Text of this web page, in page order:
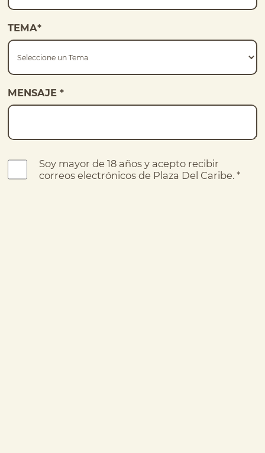
TEMA*
MENSAJE*
Soy mayor de 18 años y acepto recibir
correos electrónicos de Plaza Del Caribe.*